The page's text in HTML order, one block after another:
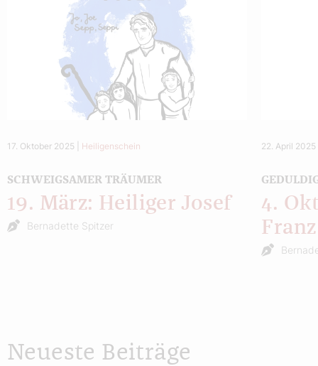
17. Oktober 2025 Heiligenschein
SCHWEIGSAMER TRÄUMER
19. März: Heiliger Josef
Bernadette Spitzer
22. April 2025
4.
Neueste Beiträge